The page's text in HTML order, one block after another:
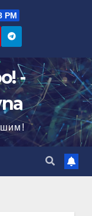
PM
-